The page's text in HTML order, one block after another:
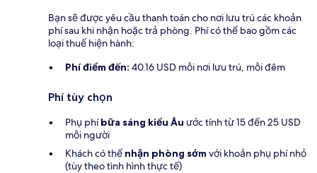
Bạn sẽ được yêu cầu thanh toán cho nơi lưu trú các khoản
phí sau khi nhận hoặc trả phòng. Phí có thể bao gồm các
loại thuế hiện hành:
Phí điểm đến: 40.16 USD mỗi nơi lưu trú, mỗi đêm
Phí tùy chọn
Phụ phíbữa sáng kiểu Âu ước tính từ 15 đến 25 USD
mỗi người
Khách có thể nhận phòng sớm với khoản phụ phí nhỏ
(tùy theo tình hình thực tế)